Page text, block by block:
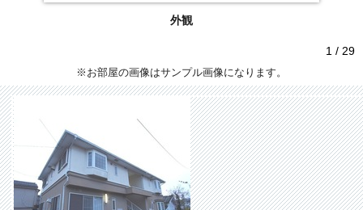
外観
1 / 29
※お部屋の画像はサンプル画像になります。